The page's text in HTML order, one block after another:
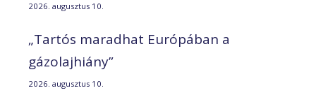
2026. augusztus 10.
„Tartós maradhat Európában a
gázolajhiány”
2026. augusztus 10.